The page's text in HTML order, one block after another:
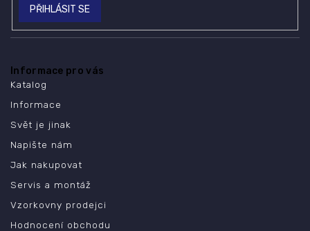
PŘIHLÁSIT SE
Informace pro vás
Katalog
Informace
Svět je jinak
Napište nám
Jak nakupovat
Servis a montáž
Vzorkovny prodejci
Hodnocení obchodu